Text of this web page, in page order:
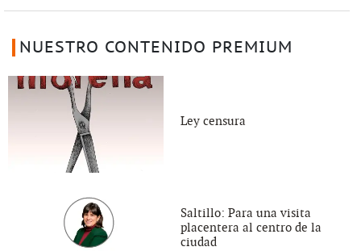
NUESTRO CONTENIDO PREMIUM
Ley censura
Saltillo: Para una visita
placentera al centro de la
ciudad